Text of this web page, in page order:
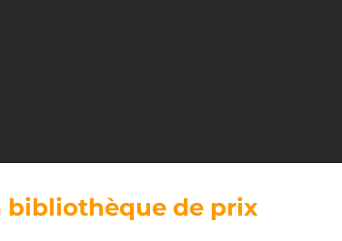
bibliothèque de prix